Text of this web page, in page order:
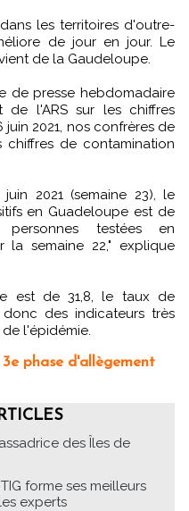
les territoires d'outre-
de jour en jour. Le
de la Gaudeloupe.
de presse hebdomadaire
l'ARS sur les chiffres
2021, nos confrères de
chiffres de contamination
2021 (semaine 23), le
en Guadeloupe est de
personnes testées en
la semaine 22," explique
est de 31,8, le taux de
des indicateurs très
l'épidémie.
phase d'allègement
des Îles de
forme ses meilleurs
experts